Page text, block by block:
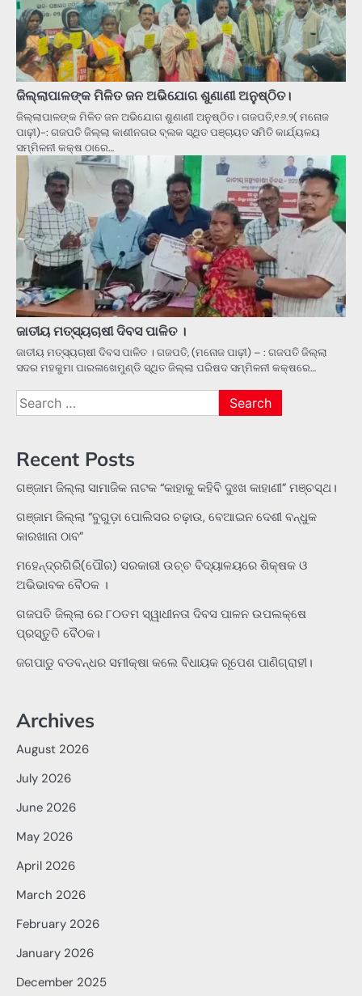
ଜିଲ୍ଲାପାଳଙ୍କ ମିଳିତ ଜନ ଅଭିଯୋଗ ଶୁଣାଣୀ ଅନୁଷ୍ଠିତ।
ଜିଲ୍ଲାପାଳଙ୍କ ମିଳିତ ଜନ ଅଭିଯୋଗ ଶୁଣାଣୀ ଅନୁଷ୍ଠିତ। ଗଜପତି,୧୬.୨( ମନୋଜ
ପାଢ଼ୀ)-: ଗଜପତି ଜିଲ୍ଲା କାଶୀନଗର ବ୍ଲକ ସ୍ଥିତ ପଞ୍ଚାୟତ ସମିତି କାର୍ଯ୍ୟଳୟ
ସମ୍ମିଳନୀ କକ୍ଷ ଠାରେ…
ଜାତୀୟ ମତ୍ସ୍ୟଚାଷୀ ଦିବସ ପାଳିତ ।
ଜାତୀୟ ମତ୍ସ୍ୟଚାଷୀ ଦିବସ ପାଳିତ । ଗଜପତି, (ମନୋଜ ପାଢ଼ୀ) – : ଗଜପତି ଜିଲ୍ଲା
ସଦର ମହକୁମା ପାରଳାଖେମୁଣ୍ଡି ସ୍ଥିତ ଜିଲ୍ଲା ପରିଷଦ ସମ୍ମିଳନୀ କକ୍ଷରେ…
Search
for:
Recent Posts
ଗଞ୍ଜାମ ଜିଲ୍ଲା ସାମାଜିକ ନାଟକ “କାହାକୁ କହିବି ଦୁଃଖ କାହାଣୀ” ମଞ୍ଚସ୍ଥ।
ଗଞ୍ଜାମ ଜିଲ୍ଲା “ବୁଗୁଡ଼ା ପୋଲିସର ଚଢ଼ାଉ, ବେଆଇନ ଦେଶୀ ବନ୍ଧୁକ
କାରଖାନା ଠାବ”
ମହେନ୍ଦ୍ରଗିରି(ପୌର) ସରକାରୀ ଉଚ୍ଚ ବିଦ୍ୟାଳୟରେ ଶିକ୍ଷକ ଓ
ଅଭିଭାବକ ବୈଠକ ।
ଗଜପତି ଜିଲ୍ଲା ରେ ୮୦ତମ ସ୍ୱାଧୀନତା ଦିବସ ପାଳନ ଉପଲକ୍ଷେ
ପ୍ରସ୍ତୁତି ବୈଠକ।
ଜଗପାଡୁ ବଡବନ୍ଧର ସମୀକ୍ଷା କଲେ ବିଧାୟକ ରୂପେଶ ପାଣିଗ୍ରାହୀ।
Archives
August 2026
July 2026
June 2026
May 2026
April 2026
March 2026
February 2026
January 2026
December 2025